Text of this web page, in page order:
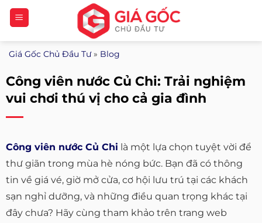
Bỏ
qua
nội
dung
Giá Gốc Chủ Đầu Tư» Blog
Công viên nước Củ Chi: Trải nghiệm
vui chơi thú vị cho cả gia đình
Công viên nước Củ Chi là một lựa chọn tuyệt vời để
thư giãn trong mùa hè nóng bức. Bạn đã có thông
tin về giá vé, giờ mở cửa, cơ hội lưu trú tại các khách
sạn nghỉ dưỡng, và những điều quan trọng khác tại
đây chưa? Hãy cùng tham khảo trên trang web